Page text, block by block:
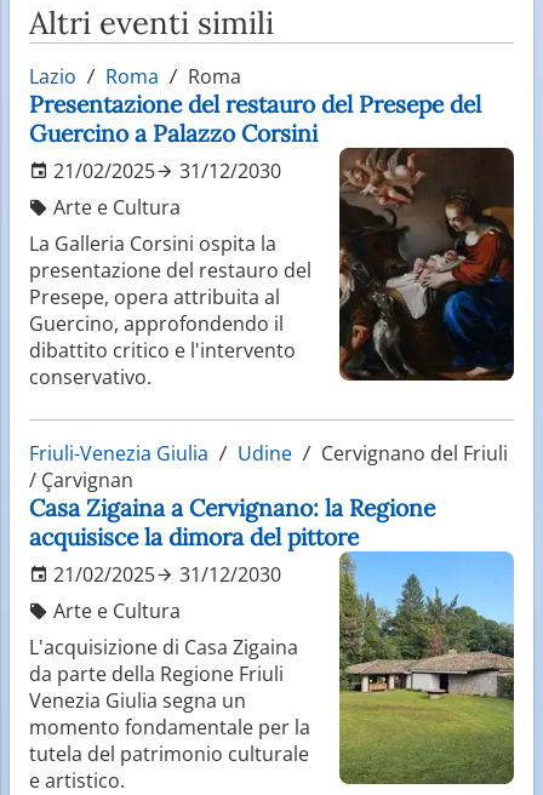
Altri eventi simili
Lazio Roma Roma
Presentazione del restauro del Presepe del
Guercino a Palazzo Corsini
21/02/2025
31/12/2030
Arte e Cultura
La Galleria Corsini ospita la
presentazione del restauro del
Presepe, opera attribuita al
Guercino, approfondendo il
dibattito critico e l'intervento
conservativo.
Friuli-Venezia Giulia Udine
Cervignano del Friuli
/ Çarvignan
Casa Zigaina a Cervignano: la Regione
acquisisce la dimora del pittore
21/02/2025
31/12/2030
Arte e Cultura
L'acquisizione di Casa Zigaina
da parte della Regione Friuli
Venezia Giulia segna un
momento fondamentale per la
tutela del patrimonio culturale
e artistico.